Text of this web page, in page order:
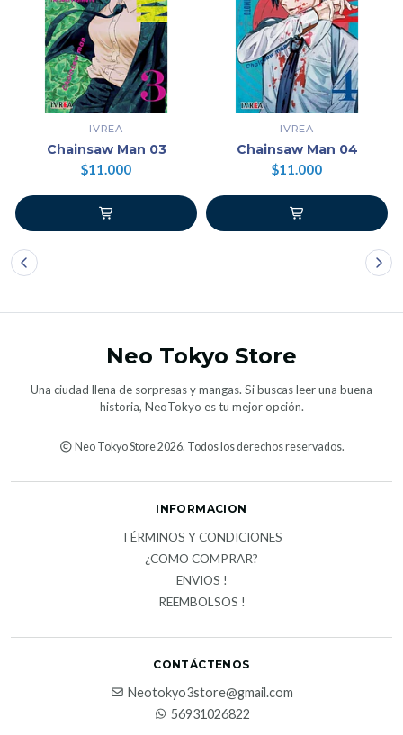
IVREA
Chainsaw Man 03
$11.000
IVREA
Chainsaw Man 04
$11.000
Neo Tokyo Store
Una ciudad llena de sorpresas y mangas. Si buscas leer una buena
historia, NeoTokyo es tu mejor opción.
Neo Tokyo Store 2026. Todos los derechos reservados.
INFORMACION
TÉRMINOS Y CONDICIONES
¿COMO COMPRAR?
ENVIOS !
REEMBOLSOS !
CONTÁCTENOS
Neotokyo3store@gmail.com
56931026822